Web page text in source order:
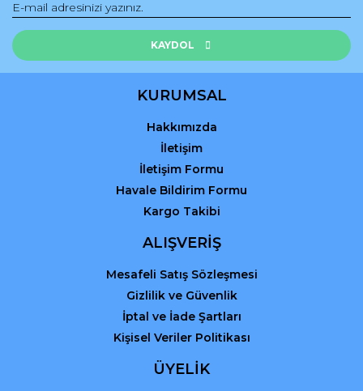
Ürün fiyatı diğer sitelerden daha pahalı.
Bu ürüne benzer farklı alternatifler olmalı.
Gönder
KAYDOL
KURUMSAL
Hakkımızda
İletişim
İletişim Formu
Havale Bildirim Formu
Kargo Takibi
ALIŞVERİŞ
Mesafeli Satış Sözleşmesi
Gizlilik ve Güvenlik
İptal ve İade Şartları
Kişisel Veriler Politikası
ÜYELİK